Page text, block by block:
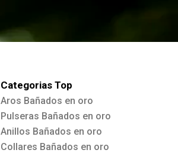
Categorias Top
Aros Bañados en oro
Pulseras Bañados en oro
Anillos Bañados en oro
Collares Bañados en oro